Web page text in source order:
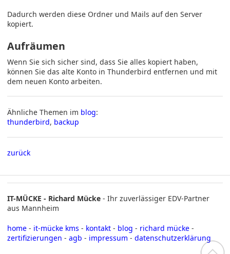
Dadurch werden diese Ordner und Mails auf den Server
kopiert.
Aufräumen
Wenn Sie sich sicher sind, dass Sie alles kopiert haben,
können Sie das alte Konto in Thunderbird entfernen und mit
dem neuen Konto arbeiten.
Ähnliche Themen im blog:
thunderbird, backup
zurück
IT-MÜCKE - Richard Mücke - Ihr zuverlässiger EDV-Partner
aus Mannheim
home - it-mücke kms - kontakt - blog - richard mücke -
zertifizierungen - agb - impressum - datenschutzerklärung